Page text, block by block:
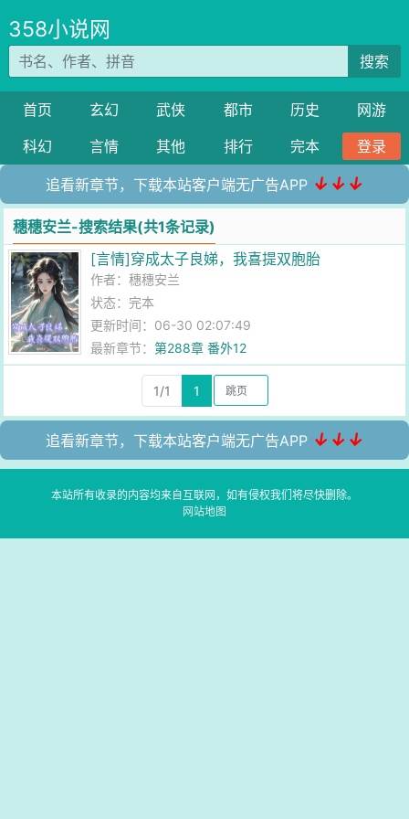
358小说网
搜索
首页 玄幻 武侠 都市 历史
网游
科幻
言情 其他 排行 完本 登录
追看新章节，下载本站客户端无广告APP ↓↓↓
穗穗安兰-搜索结果(共1条记录)
[言情]穿成太子良娣，我喜提双胞胎
作者：穗穗安兰
状态：完本
更新时间：06-30 02:07:49
最新章节：第288章 番外12
1/1 1
追看新章节，下载本站客户端无广告APP ↓↓↓
本站所有收录的内容均来自互联网，如有侵权我们将尽快删除。
网站地图